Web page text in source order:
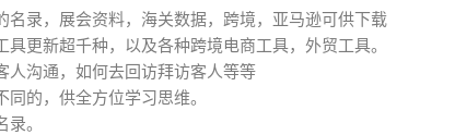
名录，展会资料，海关数据，跨境，亚马逊可供下载
具更新超千种，以及各种跨境电商工具，外贸工具。
人沟通，如何去回访拜访客人等等
的，供全方位学习思维。
。